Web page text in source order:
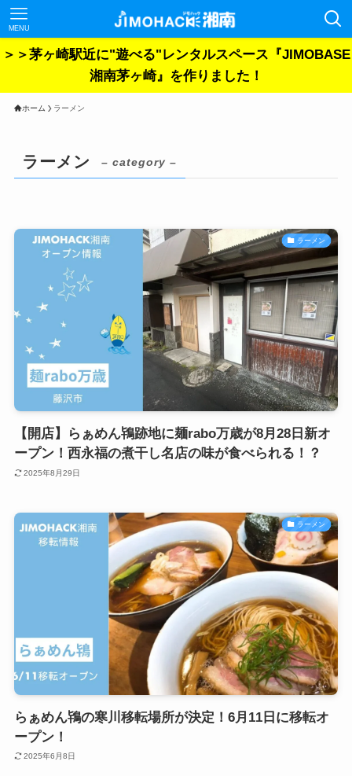
MENU
＞＞茅ヶ崎駅近に"遊べる"レンタルスペース『JIMOBASE
湘南茅ヶ崎』を作りました！
ホーム ラーメン
ラーメン – category –
ラーメン
【開店】らぁめん鴇跡地に麺rabo万歳が8月28日新オ
ープン！西永福の煮干し名店の味が食べられる！？
2025年8月29日
ラーメン
らぁめん鴇の寒川移転場所が決定！6月11日に移転オ
ープン！
2025年6月8日